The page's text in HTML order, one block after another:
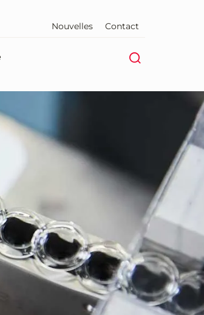
Nouvelles Contact